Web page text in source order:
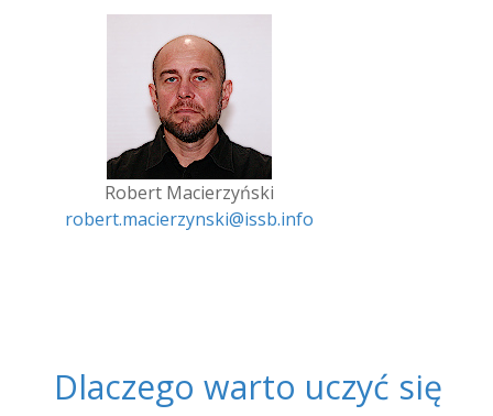
Robert Macierzyński
robert.macierzynski@issb.info
Dlaczego warto uczyć się